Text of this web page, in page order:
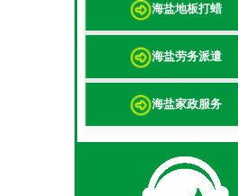
海盐地板打蜡
海盐劳务派遣
海盐家政服务